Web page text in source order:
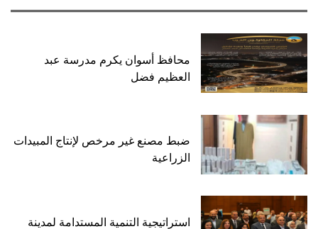
محافظ أسوان يكرم مدرسة عبد
العظيم فضل
ضبط مصنع غير مرخص لإنتاج المبيدات
الزراعية
استراتيجية التنمية المستدامة لمدينة